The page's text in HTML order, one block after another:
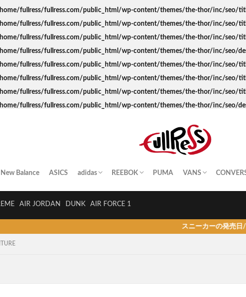
fullress/fullress.com/public_html/wp-content/themes/the-thor/inc/seo/
fullress/fullress.com/public_html/wp-content/themes/the-thor/inc/seo/
fullress/fullress.com/public_html/wp-content/themes/the-thor/inc/seo/
fullress/fullress.com/public_html/wp-content/themes/the-thor/inc/seo/
fullress/fullress.com/public_html/wp-content/themes/the-thor/inc/seo/
fullress/fullress.com/public_html/wp-content/themes/the-thor/inc/seo/
fullress/fullress.com/public_html/wp-content/themes/the-thor/inc/seo/
fullress/fullress.com/public_html/wp-content/themes/the-thor/inc/seo/
New Balance ASICS adidas REEBOK PUMA VANS
AIR JORDAN DUNK AIR FORCE 1
スニーカーの発売日/リーク